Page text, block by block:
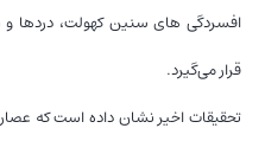
افسردگی های سنین کهولت، دردها و
قرار می‌گیرد.
تحقیقات اخیر نشان داده است که